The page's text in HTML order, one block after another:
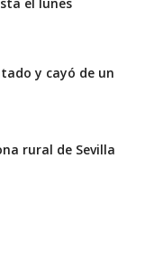
y cayó de un
rural de Sevilla